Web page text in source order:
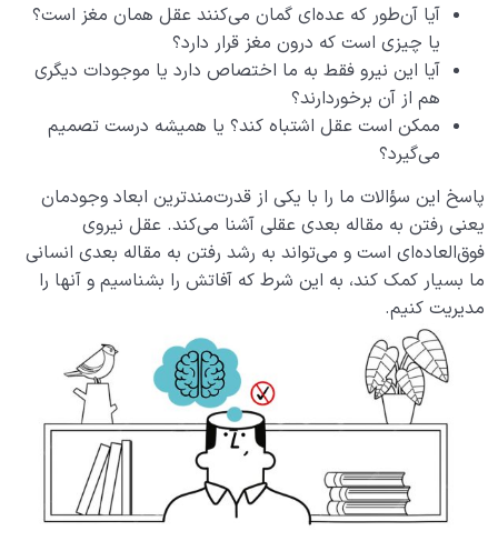
بعد گیاهی انسان چیست | جایگاه انسان در بعد گیاهی
من حیوانی چیست؟ | ما در کدام خصلت‌ها با حیوانات
مشترکیم؟
عقل چیست؟ همیشه عقل دلیل برتری انسان نیست
منظور از «من حقیقی» در وجود انسان چیست؟ | معرفی
بالاتر از عقل یا فوق عقل
حقیقت انسان در چیست؟ چرا انسان‌ها برداشت‌های غلطی
از خود دارند؟
تعریف انسان چیست؟ آیا بازتعریف انسان و مفهوم آدمیت
ضروری است؟
انسان بی نهایت طلب است یا موجودی سیری ناپذیر؟
بررسی نقش و جایگاه انواع کمال در مراتب وجود انسان
کمالات انسانی چیستند و چه ارتباطی با شادی و آرامش ما
آیا آن‌طور که عده‌ای گمان می‌کنند عقل همان مغز است؟
یا چیزی است که درون مغز قرار دارد؟
آیا این نیرو فقط به ما اختصاص دارد یا موجودات دیگری
هم از آن برخوردارند؟
ممکن است عقل اشتباه کند؟ یا همیشه درست تصمیم
می‌گیرد؟
پاسخ این سؤالات ما را با یکی از قدرت‌مندترین ابعاد وجودمان
یعنی رفتن به مقاله بعدی عقلی آشنا می‌کند. عقل نیروی
فوق‌العاده‌ای است و می‌تواند به رشد رفتن به مقاله بعدی انسانی
ما بسیار کمک کند، به این شرط که آفاتش را بشناسیم و آنها را
مدیریت کنیم.